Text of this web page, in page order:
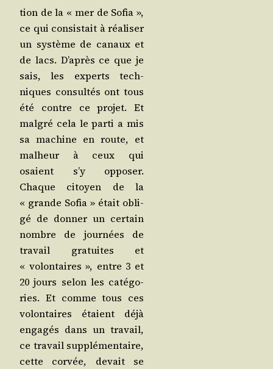
tion de la « mer de Sofia »,
ce qui consis­tait à réa­li­ser
un sys­tème de canaux et
de lacs. D’a­près ce que je
sais, les experts tech­
niques consul­tés ont tous
été contre ce pro­jet. Et
mal­gré cela le par­ti a mis
sa machine en route, et
mal­heur à ceux qui
osaient s’y oppo­ser.
Chaque citoyen de la
« grande Sofia » était obli­
gé de don­ner un cer­tain
nombre de jour­nées de
tra­vail gra­tuites et
« volon­taires », entre 3 et
20 jours selon les caté­go­
ries. Et comme tous ces
volon­taires étaient déjà
enga­gés dans un tra­vail,
ce tra­vail sup­plé­men­taire,
cette cor­vée, devait se